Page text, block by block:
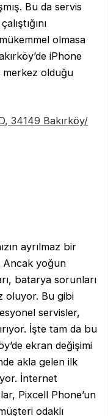
Bu da servis
olmasa
iPhone
merkez olduğu
34149 Bakırköy/
ayrılmaz bir
Ancak yoğun
batarya sorunları
oluyor. Bu gibi
servisler,
İşte tam da bu
ekran değişimi
akla gelen ilk
İnternet
Pixcell Phone’un
odaklı